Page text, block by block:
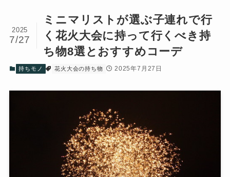
ミニマリストが選ぶ子連れで行
く花火大会に持って行くべき持
ち物8選とおすすめコーデ
2025
7/27
持ちモノ 花火大会の持ち物 2025年7月27日